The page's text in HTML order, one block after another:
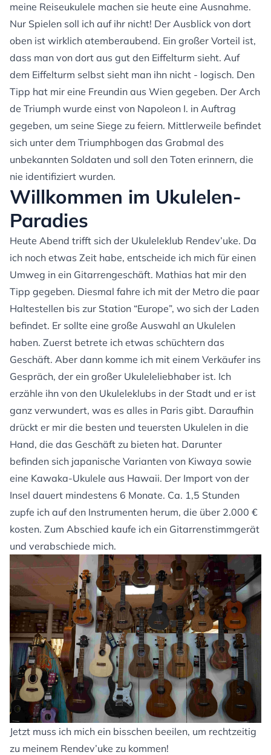
meine Reiseukulele machen sie heute eine Ausnahme.
Nur Spielen soll ich auf ihr nicht! Der Ausblick von dort
oben ist wirklich atemberaubend. Ein großer Vorteil ist,
dass man von dort aus gut den Eiffelturm sieht. Auf
dem Eiffelturm selbst sieht man ihn nicht - logisch. Den
Tipp hat mir eine Freundin aus Wien gegeben. Der Arch
de Triumph wurde einst von Napoleon I. in Auftrag
gegeben, um seine Siege zu feiern. Mittlerweile befindet
sich unter dem Triumphbogen das Grabmal des
unbekannten Soldaten und soll den Toten erinnern, die
nie identifiziert wurden.
Willkommen im Ukulelen-
Paradies
Heute Abend trifft sich der Ukuleleklub Rendev’uke. Da
ich noch etwas Zeit habe, entscheide ich mich für einen
Umweg in ein Gitarrengeschäft. Mathias hat mir den
Tipp gegeben. Diesmal fahre ich mit der Metro die paar
Haltestellen bis zur Station “Europe”, wo sich der Laden
befindet. Er sollte eine große Auswahl an Ukulelen
haben. Zuerst betrete ich etwas schüchtern das
Geschäft. Aber dann komme ich mit einem Verkäufer ins
Gespräch, der ein großer Ukuleleliebhaber ist. Ich
erzähle ihn von den Ukuleleklubs in der Stadt und er ist
ganz verwundert, was es alles in Paris gibt. Daraufhin
drückt er mir die besten und teuersten Ukulelen in die
Hand, die das Geschäft zu bieten hat. Darunter
befinden sich japanische Varianten von Kiwaya sowie
eine Kawaka-Ukulele aus Hawaii. Der Import von der
Insel dauert mindestens 6 Monate. Ca. 1,5 Stunden
zupfe ich auf den Instrumenten herum, die über 2.000 €
kosten. Zum Abschied kaufe ich ein Gitarrenstimmgerät
und verabschiede mich.
Jetzt muss ich mich ein bisschen beeilen, um rechtzeitig
zu meinem Rendev’uke zu kommen!